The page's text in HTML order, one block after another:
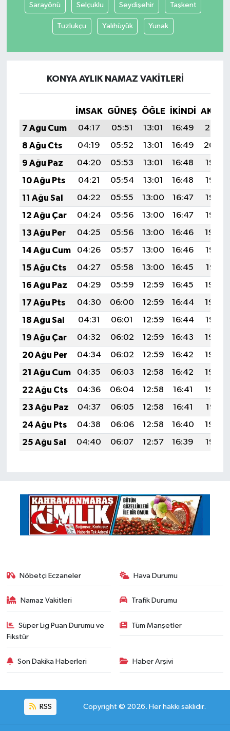
Sarayönü Selçuklu Seydişehir Taşkent
Tuzlukçu Yalıhüyük Yunak
KONYA AYLIK NAMAZ VAKITLERI
İMSAK GÜNEŞ ÖĞLE İKINDI
7 Ağu Cum
04:17 05:51 13:01 16:49
20:01
8 Ağu Cts
04:19 05:52 13:01 16:49
20:00
9 Ağu Paz
04:20 05:53 13:01 16:48
19:58
10 Ağu Pts
04:21 05:54 13:01 16:48
19:57
11 Ağu Sal
04:22 05:55 13:00 16:47
19:56
12 Ağu Çar
04:24 05:56 13:00 16:47
19:55
13 Ağu Per
04:25 05:56 13:00 16:46
19:54
14 Ağu Cum
04:26 05:57 13:00 16:46
19:52
15 Ağu Cts
04:27 05:58 13:00 16:45
19:51
16 Ağu Paz
04:29 05:59 12:59 16:45
19:50
17 Ağu Pts
04:30 06:00 12:59 16:44
19:49
18 Ağu Sal
04:31 06:01 12:59 16:44
19:47
19 Ağu Çar
04:32 06:02 12:59 16:43
19:46
20 Ağu Per
04:34 06:02 12:59 16:42
19:45
21 Ağu Cum
04:35 06:03 12:58 16:42
19:43
22 Ağu Cts
04:36 06:04 12:58 16:41
19:42
23 Ağu Paz
04:37 06:05 12:58 16:41
19:41
24 Ağu Pts
04:38 06:06 12:58 16:40
19:39
25 Ağu Sal
04:40 06:07 12:57 16:39 19:38
Nöbetçi Eczaneler Hava Durumu
Namaz Vakitleri Trafik Durumu
Süper Lig Puan Durumu ve
Fikstür
Tüm Manşetler
Son Dakika Haberleri Haber Arşivi
RSS Copyright © 2026. Her hakkı saklıdır.